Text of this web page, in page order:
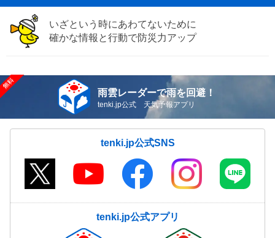
いざという時にあわてないために
確かな情報と行動で防災力アップ
雨雲レーダーで雨を回避！
tenki.jp公式 天気予報アプリ
tenki.jp公式SNS
tenki.jp公式アプリ